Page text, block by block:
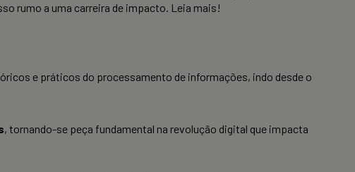
rumo a uma carreira de impacto. Leia mais!
e práticos do processamento de informações, indo desde o
, tornando-se peça fundamental na revolução digital que impacta